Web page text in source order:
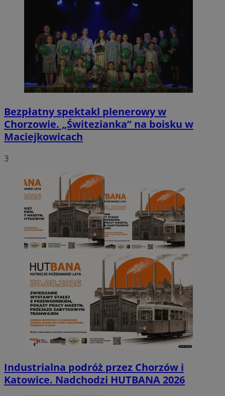
Bezpłatny spektakl plenerowy w
Chorzowie. „Świtezianka” na boisku w
Maciejkowicach
3
Industrialna podróż przez Chorzów i
Katowice. Nadchodzi HUTBANA 2026